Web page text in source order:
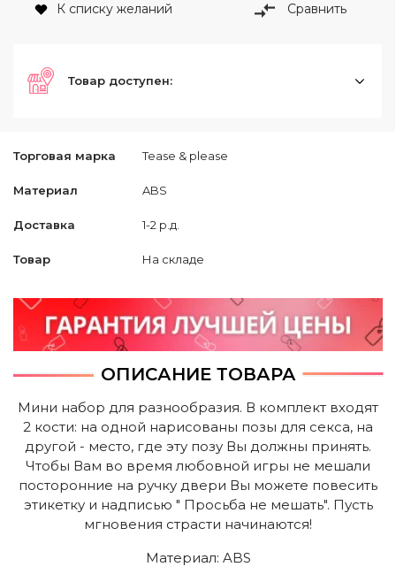
Торговая марка Tease & please
Материал ABS
Доставка 1-2 р.д.
Товар На складе
К списку желаний Сравнить
Товар доступен:
ОПИСАНИЕ ТОВАРА
Мини набор для разнообразия. В комплект входят
2 кости: на одной нарисованы позы для секса, на
другой - место, где эту позу Вы должны принять.
Чтобы Вам во время любовной игры не мешали
посторонние на ручку двери Вы можете повесить
этикетку и надписью " Просьба не мешать". Пусть
мгновения страсти начинаются!
Mатериал: ABS